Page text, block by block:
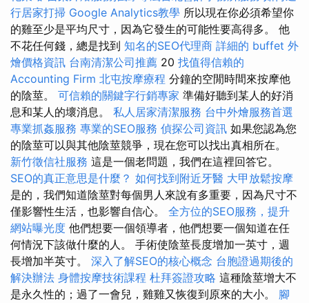
行居家打掃 Google Analytics教學 所以現在你必須希望你
的雞至少是平均尺寸，因為它發生的可能性要高得多。 他
不花任何錢，總是找到 知名的SEO代理商 詳細的 buffet 外
燴價格資訊 台南清潔公司推薦 20 找值得信賴的
Accounting Firm 北屯按摩療程 分鐘的空閒時間來按摩他
的陰莖。 可信賴的關鍵字行銷專家 準備好聽到某人的好消
息和某人的壞消息。 私人居家清潔服務 台中外燴服務首選
專業抓姦服務 專業的SEO服務 偵探公司資訊 如果您認為您
的陰莖可以與其他陰莖競爭，現在您可以找出真相所在。
新竹徵信社服務 這是一個老問題，我們在這裡回答它。
SEO的真正意思是什麼？ 如何找到附近牙醫 大甲放鬆按摩
是的，我們知道陰莖對每個男人來說有多重要，因為尺寸不
僅影響性生活，也影響自信心。 全方位的SEO服務，提升
網站曝光度 他們想要一個領導者，他們想要一個知道在任
何情況下該做什麼的人。 手術使陰莖長度增加一英寸，週
長增加半英寸。 深入了解SEO的核心概念 台胞證過期後的
解決辦法 身體按摩技術課程 杜拜簽證攻略 這種陰莖增大不
是永久性的；過了一會兒，雞雞又恢復到原來的大小。 腳